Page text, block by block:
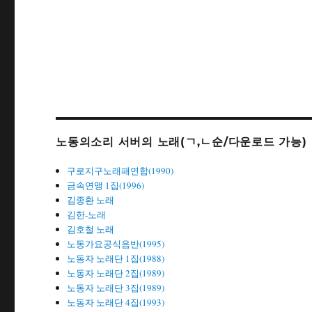
노동의소리 서버의 노래(ㄱ,ㄴ순/다운로드 가능)
구로지구노래패연합(1990)
금속연맹 1집(1996)
김종환 노래
김한-노래
김호철 노래
노동가요공식음반(1995)
노동자 노래단 1집(1988)
노동자 노래단 2집(1989)
노동자 노래단 3집(1989)
노동자 노래단 4집(1993)